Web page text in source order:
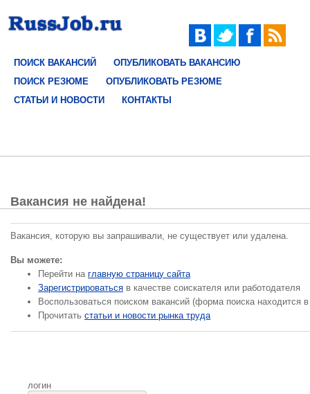
ПОИСК ВАКАНСИЙ
ОПУБЛИКОВАТЬ ВАКАНСИЮ
ПОИСК РЕЗЮМЕ
ОПУБЛИКОВАТЬ РЕЗЮМЕ
СТАТЬИ И НОВОСТИ
КОНТАКТЫ
Вакансия не найдена!
Вакансия, которую вы запрашивали, не существует или удалена.
Вы можете:
Перейти на главную страницу сайта
Зарегистрироваться в качестве соискателя или работодателя
Воспользоваться поиском вакансий (форма поиска находится
Прочитать статьи и новости рынка труда
логин